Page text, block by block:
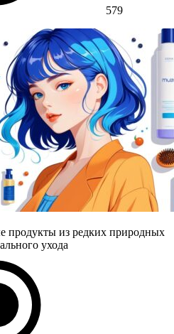
579
продукты из редких природных
ухода